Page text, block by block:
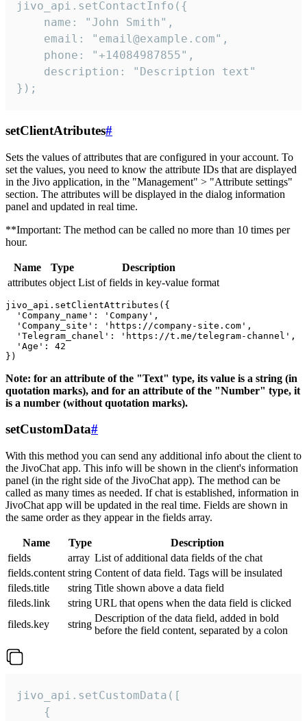
jivo_api.setContactInfo({
    name: "John Smith",
    email: "email@example.com",
    phone: "+14084987855",
    description: "Description text"
});
setClientAtributes#
Sets the values ​​of attributes that are configured in your account. To
set the values, you need to know the attribute IDs that are displayed
in the Jivo application, in the "Management" > "Attribute settings"
section. The attributes will be displayed in the dialog information
panel and updated in real time.
**Important: The method can be called no more than 10 times per
hour.
Name Type
Description
attributes object List of fields in key-value format
jivo_api.setClientAttributes({
  'Company_name': 'Company',
  'Company_site': 'https://company-site.com',
  'Telegram_chanel': 'https://t.me/telegram-channel',
  'Age': 42
Note: for an attribute of the "Text" type, its value is a string (in
quotation marks), and for an attribute of the "Number" type, it
is a number (without quotation marks).
setCustomData#
With this method you can send any additional info about the client to
the JivoChat app. This info will be shown in the client's information
panel (in the right side of the JivoChat app). The method can be
called as many times as needed. If chat is established, information in
JivoChat app will be updated in the real time. Fields are shown in
the same order as they appear in the fields array.
Name Type
Description
fields
array List of additional data fields of the chat
fields.content string Content of data field. Tags will be insulated
fileds.title
string Title shown above a data field
fileds.link
string URL that opens when the data field is clicked
fileds.key
string
Description of the data field, added in bold
before the field content, separated by a colon
jivo_api.setCustomData([
    {